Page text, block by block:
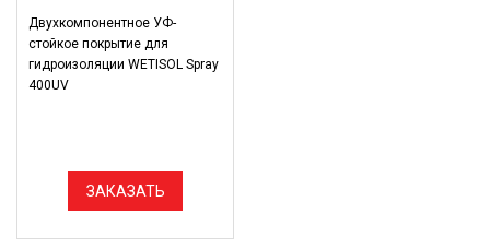
Двухкомпонентное УФ-
стойкое покрытие для
гидроизоляции WETISOL Spray
400UV
ЗАКАЗАТЬ